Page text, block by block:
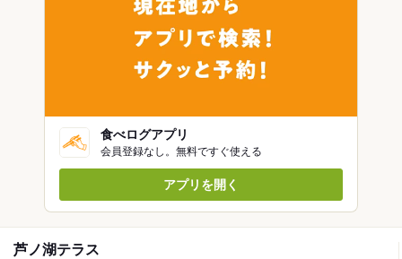
食べログアプリ
会員登録なし。無料ですぐ使える
アプリを開く
芦ノ湖テラス